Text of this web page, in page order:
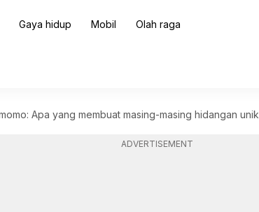
Gaya hidup Mobil Olah raga
Apa yang membuat masing-masing hidangan unik
ADVERTISEMENT